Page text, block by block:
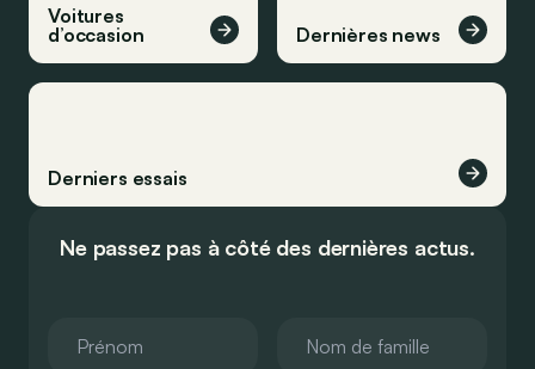
Voitures
d’occasion
Dernières news
Derniers essais
Ne passez pas à côté des dernières actus.